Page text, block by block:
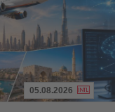
05.08.2026